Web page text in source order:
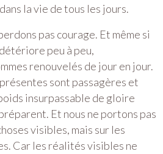
la vie de tous les jours.
pas courage. Et même si
peu à peu,
renouvelés de jour en jour.
sont passagères et
insurpassable de gloire
Et nous ne portons pas
visibles, mais sur les
Car les réalités visibles ne